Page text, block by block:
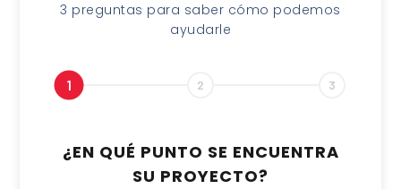
3 preguntas para saber cómo podemos
ayudarle
1 2 3
¿EN QUÉ PUNTO SE ENCUENTRA
SU PROYECTO?